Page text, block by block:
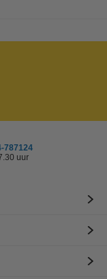
787124
uur